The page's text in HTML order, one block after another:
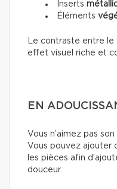
Inserts
Éléments
Le contraste entre le
effet visuel riche et
EN
Vous n’aimez pas
Vous pouvez ajouter
les pièces afin
douceur.